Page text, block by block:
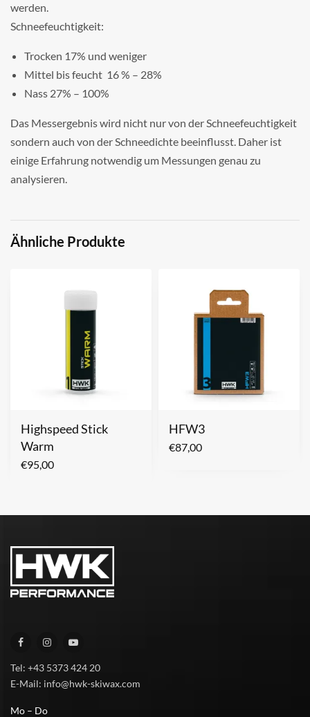
werden.
Schneefeuchtigkeit:
Trocken 17% und weniger
Mittel bis feucht 16 % – 28%
Nass 27% – 100%
Das Messergebnis wird nicht nur von der Schneefeuchtigkeit
sondern auch von der Schneedichte beeinflusst. Daher ist
einige Erfahrung notwendig um Messungen genau zu
analysieren.
Ähnliche Produkte
Highspeed Stick
Warm
€95,00
HFW3
€87,00
Tel: +43 5373 424 20
E-Mail: info@hwk-skiwax.com
Mo – Do